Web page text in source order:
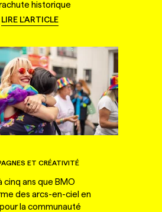
historique
LIRE L'ARTICLE
ET CRÉATIVITÉ
cinq ans que BMO
des arcs-en-ciel en
la communauté